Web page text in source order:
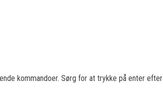
kommandoer. Sørg for at trykke på enter efter